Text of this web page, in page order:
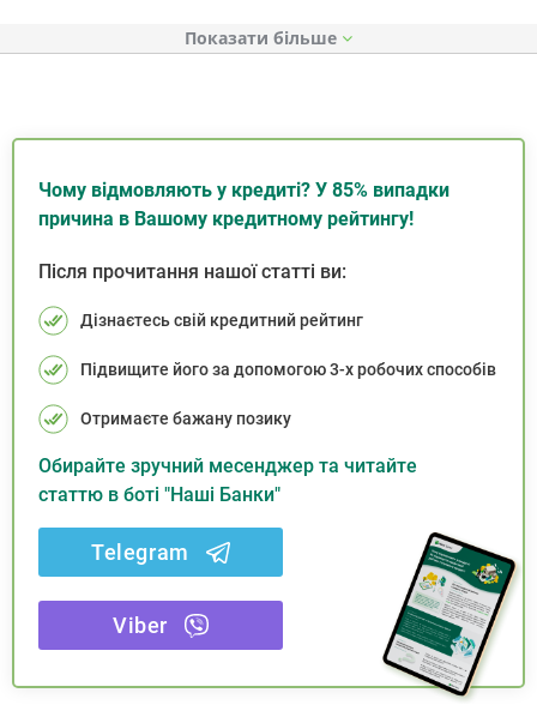
Показати
Чому відмовляють у кредиті? У 85% випадки
причина в Вашому кредитному рейтингу!
Після прочитання нашої статті ви:
Дізнаєтесь свій кредитний рейтинг
Підвищите його за допомогою 3-х робочих способів
Отримаєте бажану позику
Обирайте зручний месенджер та читайте
статтю в боті "Наші Банки"
Telegram
Viber